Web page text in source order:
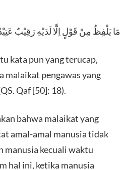
مَا يَلْفِظُ مِنْ قَوْلٍ اِلَّا لَدَيْهِ رَقِيْبٌ عَتِيْدٌ
kata pun yang terucap,
malaikat pengawas yang
Qaf [50]: 18).
bahwa malaikat yang
amal-amal manusia tidak
manusia kecuali waktu
hal ini, ketika manusia